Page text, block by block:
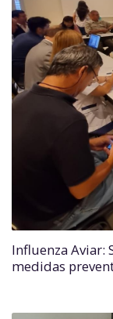
Influenza Aviar:
medidas